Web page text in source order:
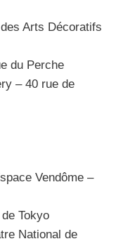
Arts Décoratifs
du Perche
– 40 rue de
Vendôme –
Tokyo
National de